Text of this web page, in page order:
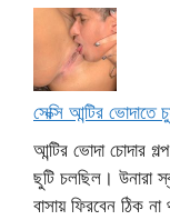
সেক্সি আন্টির ভোদাতে
আন্টির ভোদা
ছুটি চলছিল। উনারা
বাসায় ফিরবেন ঠিক না